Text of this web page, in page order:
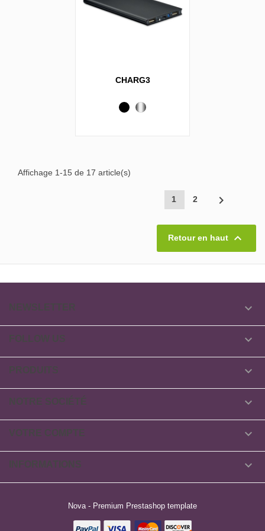
CHARG3
Noir Metallique
Affichage 1-15 de 17 article(s)
1 2 
Retour en haut 






Nova - Premium Prestashop template